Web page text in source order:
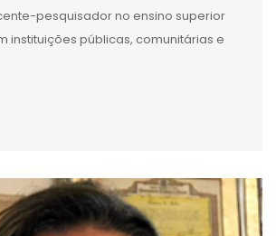
pesquisador no ensino superior
instituições públicas, comunitárias e